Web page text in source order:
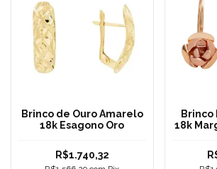
Brinco de Ouro Amarelo
18k Esagono Oro
R$1.740,32
Brinco
18k